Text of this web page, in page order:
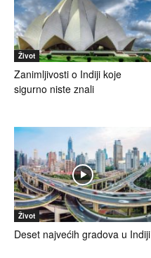
Život
Zanimljivosti o Indiji koje
sigurno niste znali
Život
Deset najvećih gradova u Indiji